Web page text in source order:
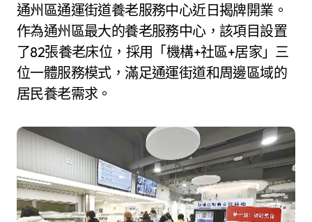
通州區通運街道養老服務中心近日揭牌開業。
作為通州區最大的養老服務中心，該項目設置
了82張養老床位，採用「機構+社區+居家」三
位一體服務模式，滿足通運街道和周邊區域的
居民養老需求。